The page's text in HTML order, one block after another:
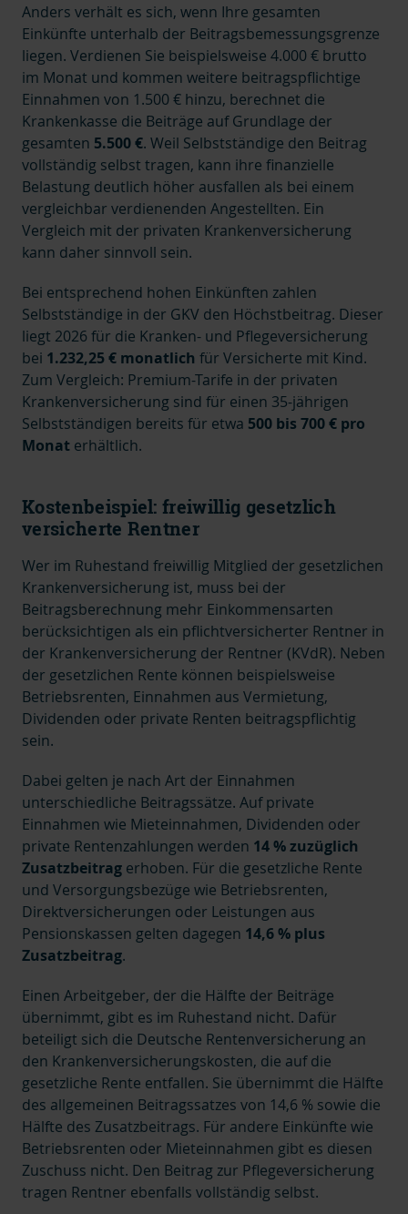
Anders verhält es sich, wenn Ihre gesamten
Einkünfte unterhalb der Beitragsbemessungsgrenze
liegen. Verdienen Sie beispielsweise 4.000 € brutto
im Monat und kommen weitere beitragspflichtige
Einnahmen von 1.500 € hinzu, berechnet die
Krankenkasse die Beiträge auf Grundlage der
gesamten 5.500 €. Weil Selbstständige den Beitrag
vollständig selbst tragen, kann ihre finanzielle
Belastung deutlich höher ausfallen als bei einem
vergleichbar verdienenden Angestellten. Ein
Vergleich mit der privaten Krankenversicherung
kann daher sinnvoll sein.
Bei entsprechend hohen Einkünften zahlen
Selbstständige in der GKV den Höchstbeitrag. Dieser
liegt 2026 für die Kranken- und Pflegeversicherung
bei 1.232,25 € monatlich für Versicherte mit Kind.
Zum Vergleich: Premium-Tarife in der privaten
Krankenversicherung sind für einen 35-jährigen
Selbstständigen bereits für etwa 500 bis 700 € pro
Monat erhältlich.
Kostenbeispiel: freiwillig gesetzlich
versicherte Rentner
Wer im Ruhestand freiwillig Mitglied der gesetzlichen
Krankenversicherung ist, muss bei der
Beitragsberechnung mehr Einkommensarten
berücksichtigen als ein pflichtversicherter Rentner in
der Krankenversicherung der Rentner (KVdR). Neben
der gesetzlichen Rente können beispielsweise
Betriebsrenten, Einnahmen aus Vermietung,
Dividenden oder private Renten beitragspflichtig
sein.
Dabei gelten je nach Art der Einnahmen
unterschiedliche Beitragssätze. Auf private
Einnahmen wie Mieteinnahmen, Dividenden oder
private Rentenzahlungen werden 14 % zuzüglich
Zusatzbeitrag erhoben. Für die gesetzliche Rente
und Versorgungsbezüge wie Betriebsrenten,
Direktversicherungen oder Leistungen aus
Pensionskassen gelten dagegen 14,6 % plus
Zusatzbeitrag.
Einen Arbeitgeber, der die Hälfte der Beiträge
übernimmt, gibt es im Ruhestand nicht. Dafür
beteiligt sich die Deutsche Rentenversicherung an
den Krankenversicherungskosten, die auf die
gesetzliche Rente entfallen. Sie übernimmt die Hälfte
des allgemeinen Beitragssatzes von 14,6 % sowie die
Hälfte des Zusatzbeitrags. Für andere Einkünfte wie
Betriebsrenten oder Mieteinnahmen gibt es diesen
Zuschuss nicht. Den Beitrag zur Pflegeversicherung
tragen Rentner ebenfalls vollständig selbst.